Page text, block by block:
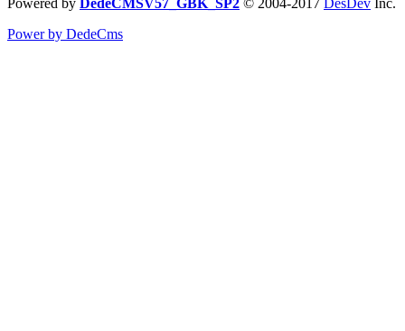
Power by DedeCms